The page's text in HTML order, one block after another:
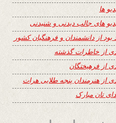
ها
های جالب دیدنی و شنیدنی
بود از دانشمندان و فرهنگیان کشور
از خاطرات گذشته
از فرهیختگان
از هنرمندان پنجه طلایی هرات
تان مبارک